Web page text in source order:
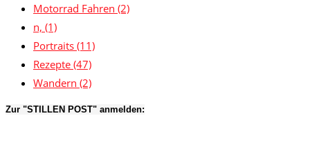
Motorrad Fahren (2)
n, (1)
Portraits (11)
Rezepte (47)
Wandern (2)
Zur "STILLEN POST" anmelden: